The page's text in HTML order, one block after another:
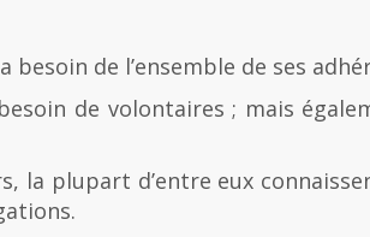
de l’ensemble de ses
de volontaires ; mais
la plupart d’entre eux